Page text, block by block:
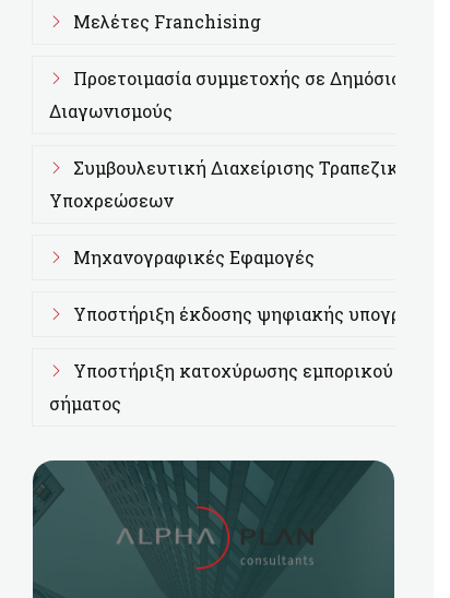
Μελέτες Franchising
Προετοιμασία συμμετοχής σε Δημόσιους
Διαγωνισμούς
Συμβουλευτική Διαχείρισης Τραπεζικών
Υποχρεώσεων
Μηχανογραφικές Εφαμογές
Υποστήριξη έκδοσης ψηφιακής υπογραφής
Υποστήριξη κατοχύρωσης εμπορικού
σήματος